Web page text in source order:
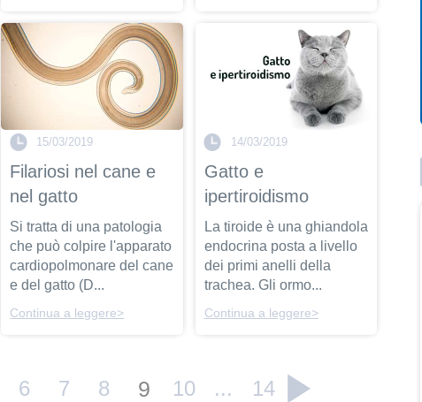
15/03/2019
Filariosi nel cane e
nel gatto
Si tratta di una patologia
che può colpire l'apparato
cardiopolmonare del cane
e del gatto (D...
Continua a leggere>
14/03/2019
Gatto e
ipertiroidismo
La tiroide è una ghiandola
endocrina posta a livello
dei primi anelli della
trachea. Gli ormo...
Continua a leggere>
6 7 8 9 10 ... 14